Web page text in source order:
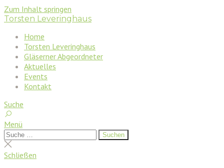
Zum Inhalt springen
Torsten Leveringhaus
Home
Torsten Leveringhaus
Gläserner Abgeordneter
Aktuelles
Events
Kontakt
Suche
Menü
Suchen
nach:
Suchen
Suche
schließen
Schließen